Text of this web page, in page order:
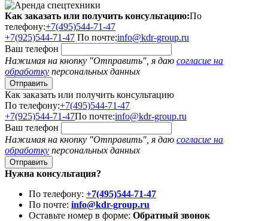
Как заказать или получить консультацию:По
телефону:+7(495)544-71-47
+7(925)544-71-47 По почте:info@kdr-group.ru
Ваш телефон
Нажимая на кнопку "Отправить", я даю согласие на
обработку персональных данных
Как заказать или получить консультацию
По телефону:+7(495)544-71-47
+7(925)544-71-47По почте:info@kdr-group.ru
Ваш телефон
Нажимая на кнопку "Отправить", я даю согласие на
обработку персональных данных
Нужна консультация?
По телефону: +7(495)544-71-47
По почте: info@kdr-group.ru
Оставьте номер в форме: Обратный звонок